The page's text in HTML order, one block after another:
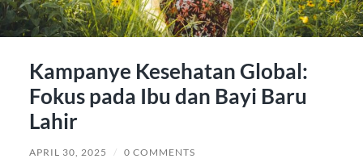
Kampanye Kesehatan Global:
Fokus pada Ibu dan Bayi Baru
Lahir
APRIL 30, 2025 / 0 COMMENTS